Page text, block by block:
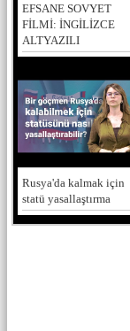
EFSANE SOVYET
FİLMİ: İNGİLİZCE
ALTYAZILI
Rusya'da kalmak için
statü yasallaştırma